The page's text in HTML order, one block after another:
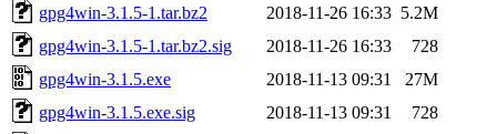
gpg4win-3.1.5-1.tar.bz2
2018-11-26 16:33 5.2M
gpg4win-3.1.5-1.tar.bz2.sig
2018-11-26 16:33
728
gpg4win-3.1.5.exe
2018-11-13 09:31
27M
gpg4win-3.1.5.exe.sig
2018-11-13 09:31
728